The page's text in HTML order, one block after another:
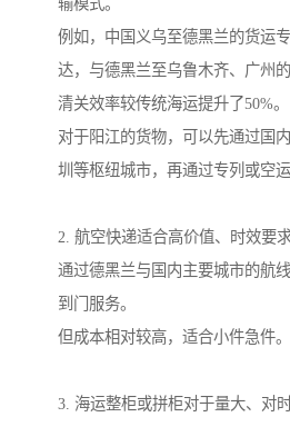
输模式。
例如，中国义乌至德黑兰的货运
达，与德黑兰至乌鲁木齐、广州
清关效率较传统海运提升了50%。
对于阳江的货物，可以先通过国
圳等枢纽城市，再通过专列或空运
2. 航空快递适合高价值、时效要
通过德黑兰与国内主要城市的航
到门服务。
但成本相对较高，适合小件急件。
3. 海运整柜或拼柜对于量大、对